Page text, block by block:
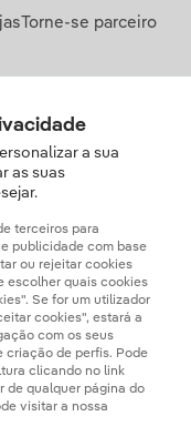
Torne-se parceiro
a sua
as suas
terceiros para
publicidade com base
ou rejeitar cookies
escolher quais cookies
Se for um utilizador
cookies", estará a
com os seus
criação de perfis. Pode
clicando no link
de qualquer página do
visitar a nossa